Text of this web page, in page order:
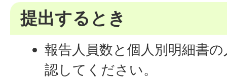
提出するとき
報告人員数と個人別明細書
認してください。